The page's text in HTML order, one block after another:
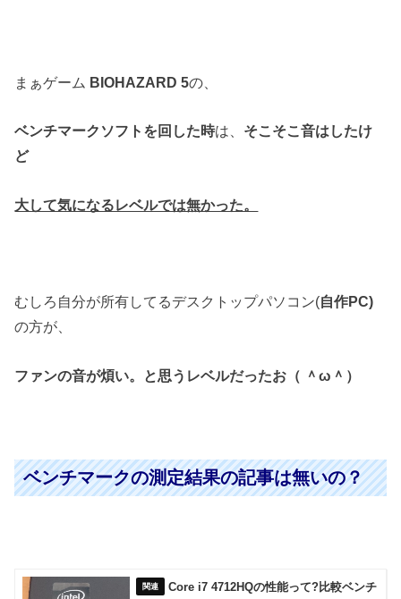
まぁゲーム BIOHAZARD 5の、
ベンチマークソフトを回した時は、 そこそこ音はしたけ
ど
大して気になるレベルでは無かった。
むしろ自分が所有してるデスクトップパソコン(自作PC)
の方が、
ファンの音が煩い。と思うレベルだったお（ ＾ω＾）
ベンチマークの測定結果の記事は無いの？
Core i7 4712HQの性能って?比較ベンチ